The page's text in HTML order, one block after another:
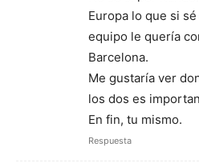
Europa lo que si
equipo le quería
Barcelona.
Me gustaría ver
los dos es
En fin, tu mismo.
Respuesta